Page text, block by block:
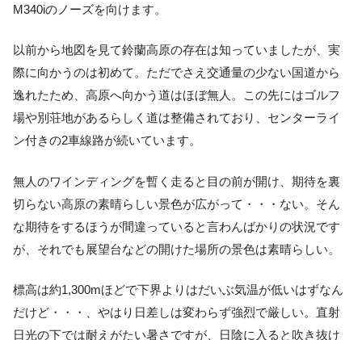
M340iのノーズを向けます。
以前から地図を見て鈴蘭高原の存在は知っていましたが、実
際に向かうのは初めて。ただでさえ交通量の少ない国道から
逸れたため、高原へ向かう道はほぼ無人。この先にはゴルフ
場や別荘地があるらしく道は整備されており、センターライ
ン付きの2車線路が続いています。
無人のワインディングを暫く走ると目の前が開け、期待を裏
切らない高原の素晴らしい景色が広がって・・・ない。そん
な期待をするほうが間違っていると言わんばかりの状況です
が、それでも展望台などの開けた場所の景色は素晴らしい。
標高は約1,300mほどで下界よりはだいぶ気温が低いはずなん
だけど・・・、やはり日差しは変わらず強烈で厳しい。直射
日光の下では耐えがたい暑さですが、日陰に入ると吹き抜け